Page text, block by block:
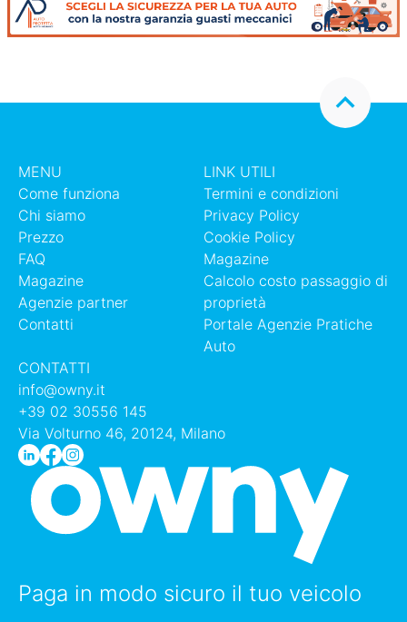
MENU
Come funziona
Chi siamo
Prezzo
FAQ
Magazine
Agenzie partner
Contatti
CONTATTI
info@owny.it
+39 02 30556 145
Via Volturno 46, 20124, Milano
LINK UTILI
Termini e condizioni
Privacy Policy
Cookie Policy
Magazine
Calcolo costo passaggio di
proprietà
Portale Agenzie Pratiche
Auto
Paga in modo sicuro il tuo veicolo